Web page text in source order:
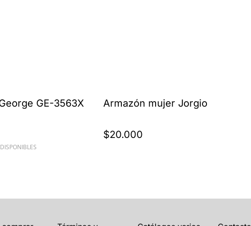
GE-3563X Armazón mujer Jorgio
$20.000